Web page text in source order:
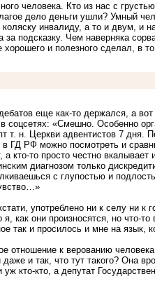
человека. Кто из нас с
дело деньги ушли? Умный
инвалиду, а то и двум, и
подсказку. Чем наверняка
хорошего и полезного сделал, в
еще как-то держался, а вот
соцсетях: «Смешно. Особенно
т. н. Церкви адвентистов 7
ГД РФ можно посмотреть и
а кто-то просто честно
диагнозом только
с глупостью и
употреблено ни к селу ни к
как они произносятся, но что-
так и просилось и мне на язык,
отношение к верованию
и так, что тут такого? Она
кто-кто, а депутат